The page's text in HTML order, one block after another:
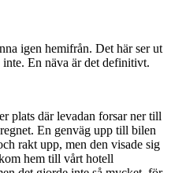
igen hemifrån. Det här ser ut
En näva är det definitivt.
plats där levadan forsar ner till
En genväg upp till bilen
rakt upp, men den visade sig
hem till vårt hotell